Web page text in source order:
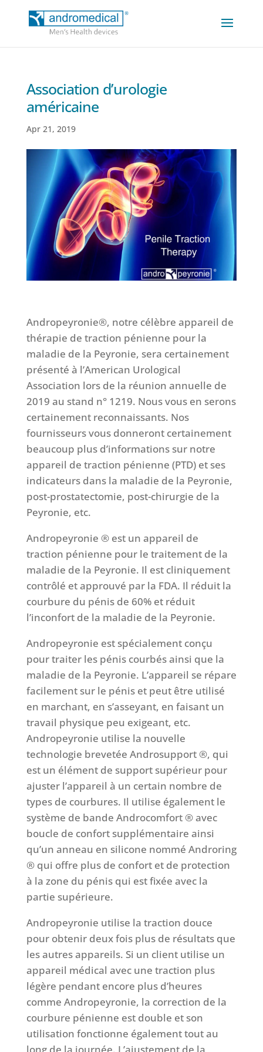
Association d’urologie
américaine
Apr 21, 2019
Andropeyronie®, notre célèbre appareil de
thérapie de traction pénienne pour la
maladie de la Peyronie, sera certainement
présenté à l’American Urological
Association lors de la réunion annuelle de
2019 au stand n° 1219. Nous vous en serons
certainement reconnaissants. Nos
fournisseurs vous donneront certainement
beaucoup plus d’informations sur notre
appareil de traction pénienne (PTD) et ses
indicateurs dans la maladie de la Peyronie,
post-prostatectomie, post-chirurgie de la
Peyronie, etc.
Andropeyronie ® est un appareil de
traction pénienne pour le traitement de la
maladie de la Peyronie. Il est cliniquement
contrôlé et approuvé par la FDA. Il réduit la
courbure du pénis de 60% et réduit
l’inconfort de la maladie de la Peyronie.
Andropeyronie est spécialement conçu
pour traiter les pénis courbés ainsi que la
maladie de la Peyronie. L’appareil se répare
facilement sur le pénis et peut être utilisé
en marchant, en s’asseyant, en faisant un
travail physique peu exigeant, etc.
Andropeyronie utilise la nouvelle
technologie brevetée Androsupport ®, qui
est un élément de support supérieur pour
ajuster l’appareil à un certain nombre de
types de courbures. Il utilise également le
système de bande Androcomfort ® avec
boucle de confort supplémentaire ainsi
qu’un anneau en silicone nommé Androring
® qui offre plus de confort et de protection
à la zone du pénis qui est fixée avec la
partie supérieure.
Andropeyronie utilise la traction douce
pour obtenir deux fois plus de résultats que
les autres appareils. Si un client utilise un
appareil médical avec une traction plus
légère pendant encore plus d’heures
comme Andropeyronie, la correction de la
courbure pénienne est double et son
utilisation fonctionne également tout au